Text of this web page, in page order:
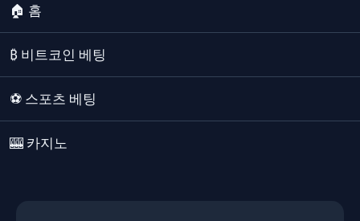
🏠 홈
₿ 비트코인 베팅
⚽ 스포츠 베팅
🎰 카지노